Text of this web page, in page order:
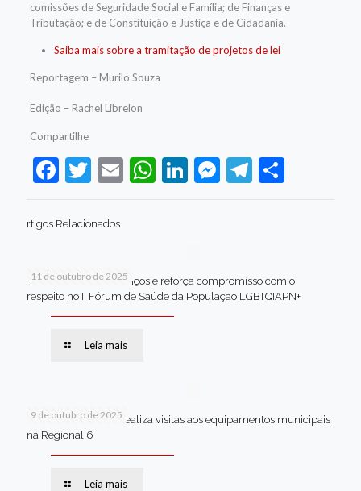
comissões de Seguridade Social e Família; de Finanças e
Tributação; e de Constituição e Justiça e de Cidadania.
Saiba mais sobre a tramitação de projetos de lei
Reportagem – Murilo Souza
Edição – Rachel Librelon
Compartilhe
Facebook
Twitter
EmailWhatsApp
LinkedIn
Messenger
Telegram
Share
rtigos Relacionados
11 de outubro de 2025
Jaboatão celebra avanços e reforça compromisso com o
respeito no II Fórum de Saúde da População LGBTQIAPN+
Leia mais
9 de outubro de 2025
Van dos secretários realiza visitas aos equipamentos municipais
na Regional 6
Leia mais